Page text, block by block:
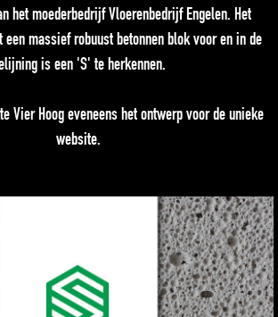
het moederbedrijf Vloerenbedrijf Engelen. Het
massief robuust betonnen blok voor en in de
is een 'S' te herkennen.
Vier Hoog eveneens het ontwerp voor de unieke
website.